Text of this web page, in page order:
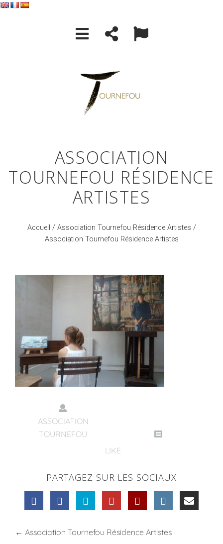
ASSOCIATION
TOURNEFOU RÉSIDENCE
ARTISTES
Accueil / Association Tournefou Résidence Artistes /
Association Tournefou Résidence Artistes
ASSOCIATION
TOURNEFOU
LIKE
PARTAGEZ SUR LES SOCIAUX
← Association Tournefou Résidence Artistes